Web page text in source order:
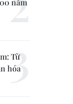
năm
Từ
hóa